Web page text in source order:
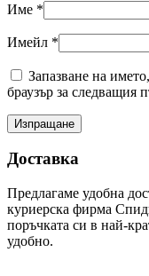
Име *
Имейл *
Запазване на
браузър за следващия
Доставка
Предлагаме удобна
куриерска фирма
поръчката си в най-
удобно.